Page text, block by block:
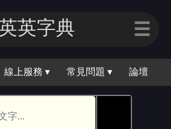
英字典 ☰
線上服務 ▾ 常見問題 ▾ 論壇